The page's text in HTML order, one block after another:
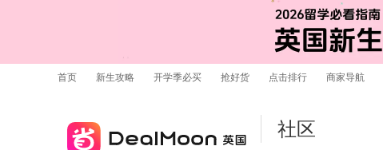
首页 新生攻略 开学季必买 抢好货 点击排行 商家导航
社区